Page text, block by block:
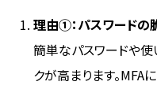
理由①：パスワードの
簡単なパスワードや使
クが高まります。MFA